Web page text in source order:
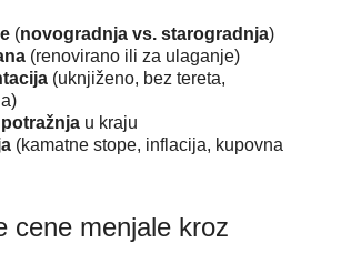
(novogradnja vs. starogradnja)
(renovirano ili za ulaganje)
(uknjiženo, bez tereta,
u kraju
(kamatne stope, inflacija, kupovna
cene menjale kroz